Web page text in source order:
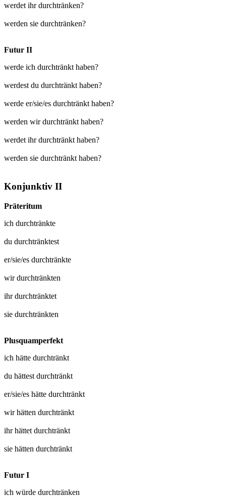
werdet ihr durchtränken?
werden sie durchtränken?
Futur II
werde ich durchtränkt haben?
werdest du durchtränkt haben?
werde er/sie/es durchtränkt haben?
werden wir durchtränkt haben?
werdet ihr durchtränkt haben?
werden sie durchtränkt haben?
Konjunktiv II
Präteritum
ich durchtränkte
du durchtränktest
er/sie/es durchtränkte
wirdurchtränkten
ihrdurchtränktet
sie durchtränkten
Plusquamperfekt
ich hätte durchtränkt
du hättest durchtränkt
er/sie/es hätte durchtränkt
wir hätten durchtränkt
ihr hättet durchtränkt
sie hätten durchtränkt
Futur I
ich würde durchtränken